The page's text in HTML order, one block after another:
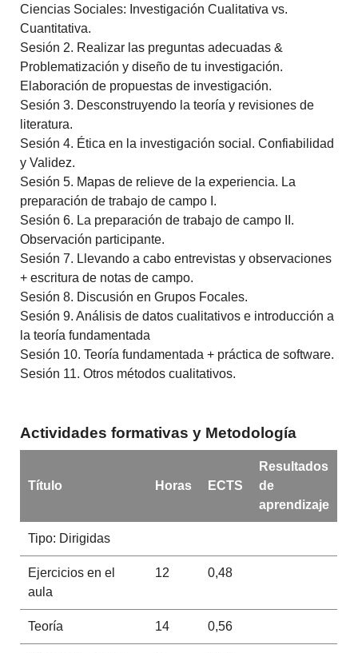
Ciencias Sociales: Investigación Cualitativa vs.
Cuantitativa.
Sesión 2. Realizar las preguntas adecuadas &
Problematización y diseño de tu investigación.
Elaboración de propuestas de investigación.
Sesión 3. Desconstruyendo la teoría y revisiones de
literatura.
Sesión 4. Ética en la investigación social. Confiabilidad
y Validez.
Sesión 5. Mapas de relieve de la experiencia. La
preparación de trabajo de campo I.
Sesión 6. La preparación de trabajo de campo II.
Observación participante.
Sesión 7. Llevando a cabo entrevistas y observaciones
+ escritura de notas de campo.
Sesión 8. Discusión en Grupos Focales.
Sesión 9. Análisis de datos cualitativos e introducción a
la teoría fundamentada
Sesión 10. Teoría fundamentada + práctica de software.
Sesión 11. Otros métodos cualitativos.
Actividades formativas y Metodología
Título Horas ECTS
Resultados
de
aprendizaje
Tipo: Dirigidas
Ejercicios en el
aula
12 0,48
Teoría 14 0,56